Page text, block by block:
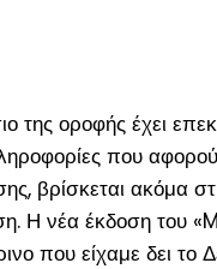
της οροφής έχει
που
βρίσκεται ακόμα
Η νέα έκδοση του
που είχαμε δει